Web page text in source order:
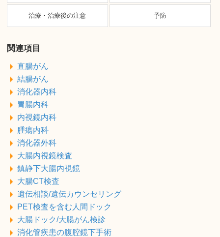
治療・治療後の注意 予防
関連項目
直腸がん
結腸がん
消化器内科
胃腸内科
内視鏡内科
腫瘍内科
消化器外科
大腸内視鏡検査
鎮静下大腸内視鏡
大腸CT検査
遺伝相談/遺伝カウンセリング
PET検査を含む人間ドック
大腸ドック/大腸がん検診
消化管疾患の腹腔鏡下手術